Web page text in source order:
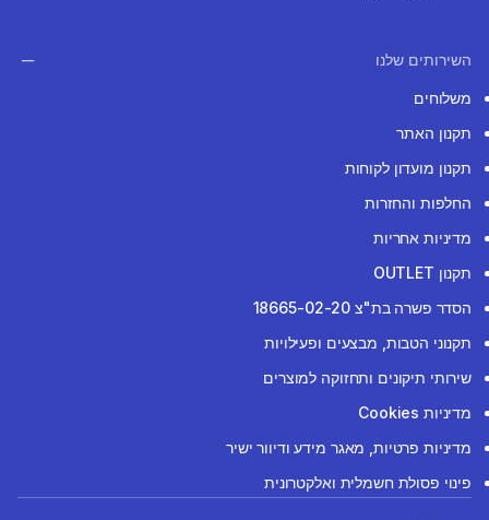
השירותים שלנו
משלוחים
תקנון האתר
תקנון מועדון לקוחות
החלפות והחזרות
מדיניות אחריות
תקנון OUTLET
הסדר פשרה בת"צ 18665-02-20
תקנוני הטבות, מבצעים ופעילויות
שירותי תיקונים ותחזוקה למוצרים
מדיניות Cookies
מדיניות פרטיות, מאגר מידע ודיוור ישיר
פינוי פסולת חשמלית ואלקטרונית